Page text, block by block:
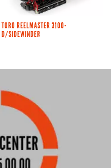
TORO REELMASTER 3100-
D/SIDEWINDER